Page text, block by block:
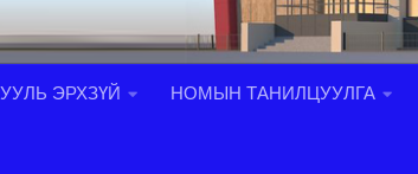
ЭРХЗҮЙ НОМЫН ТАНИЛЦУУЛГА